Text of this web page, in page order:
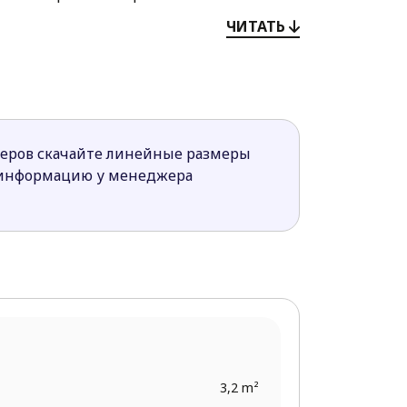
домашний быт жильцов.
ЧИТАТЬ
скачайте линейные размеры
у менеджера
3,2 m²